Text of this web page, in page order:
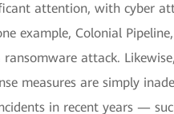
attention, with cyber
example, Colonial
attack.
measures are simply
in recent years —